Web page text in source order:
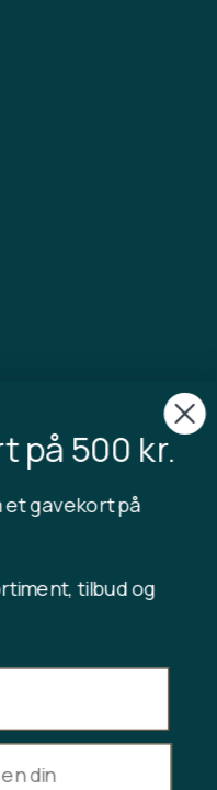
på 500 kr.
et gavekort på
tilbud og